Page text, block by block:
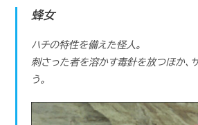
蜂女
ハチの特性を備えた怪人。
刺さった者を溶かす毒針を放つほか、
う。